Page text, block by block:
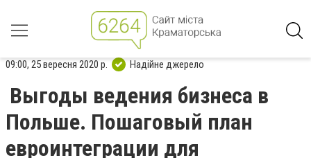
09:00, 25 вересня 2020 р. Надійне джерело
Выгоды ведения бизнеса в
Польше. Пошаговый план
евроинтеграции для